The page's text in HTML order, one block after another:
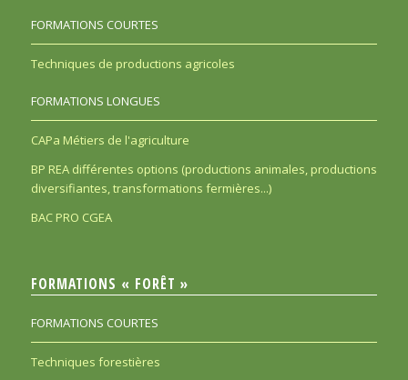
FORMATIONS COURTES
Techniques de productions agricoles
FORMATIONS LONGUES
CAPa Métiers de l'agriculture
BP REA différentes options (productions animales, productions
diversifiantes, transformations fermières...)
BAC PRO CGEA
FORMATIONS « FORÊT »
FORMATIONS COURTES
Techniques forestières